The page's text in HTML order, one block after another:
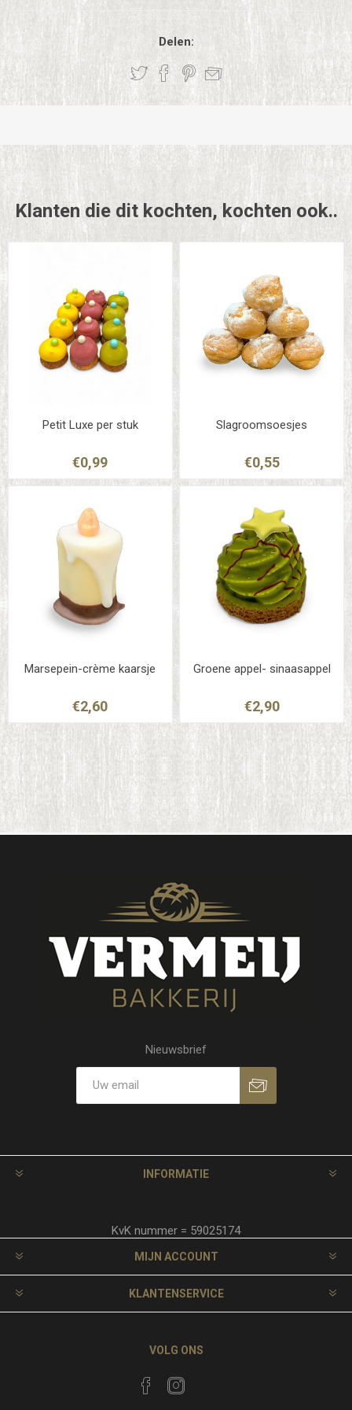
Delen:
Klanten die dit kochten, kochten ook..
Petit Luxe per stuk
€0,99
Slagroomsoesjes
€0,55
Marsepein-crème kaarsje
€2,60
Groene appel- sinaasappel
€2,90
Nieuwsbrief
INFORMATIE
KvK nummer = 59025174
MIJN ACCOUNT
KLANTENSERVICE
VOLG ONS